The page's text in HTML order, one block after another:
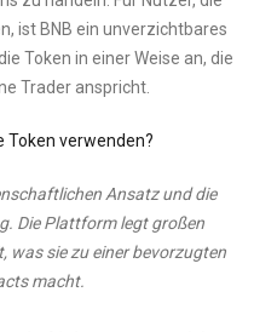
ist BNB ein unverzichtbares
Token in einer Weise an, die
Trader anspricht.
Ansatz und die
Die Plattform legt großen
was sie zu einer bevorzugten
macht.